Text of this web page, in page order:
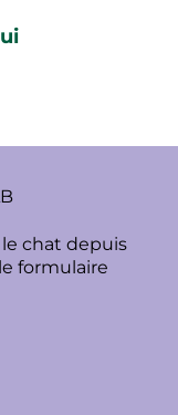
chat depuis
formulaire